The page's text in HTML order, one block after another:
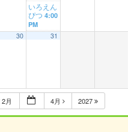
いろえん
ぴつ4:00
PM
30 31
2月 4月 2027